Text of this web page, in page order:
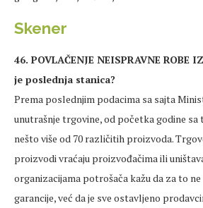
Skener
46. POVLAČENJE NEISPRAVNE ROBE
je poslednja stanica?
Prema poslednjim podacima sa sajta
unutrašnje trgovine, od početka godine sa
nešto više od 70 različitih proizvoda.
proizvodi vraćaju proizvođačima ili
organizacijama potrošača kažu da za to
garancije, već da je sve ostavljeno